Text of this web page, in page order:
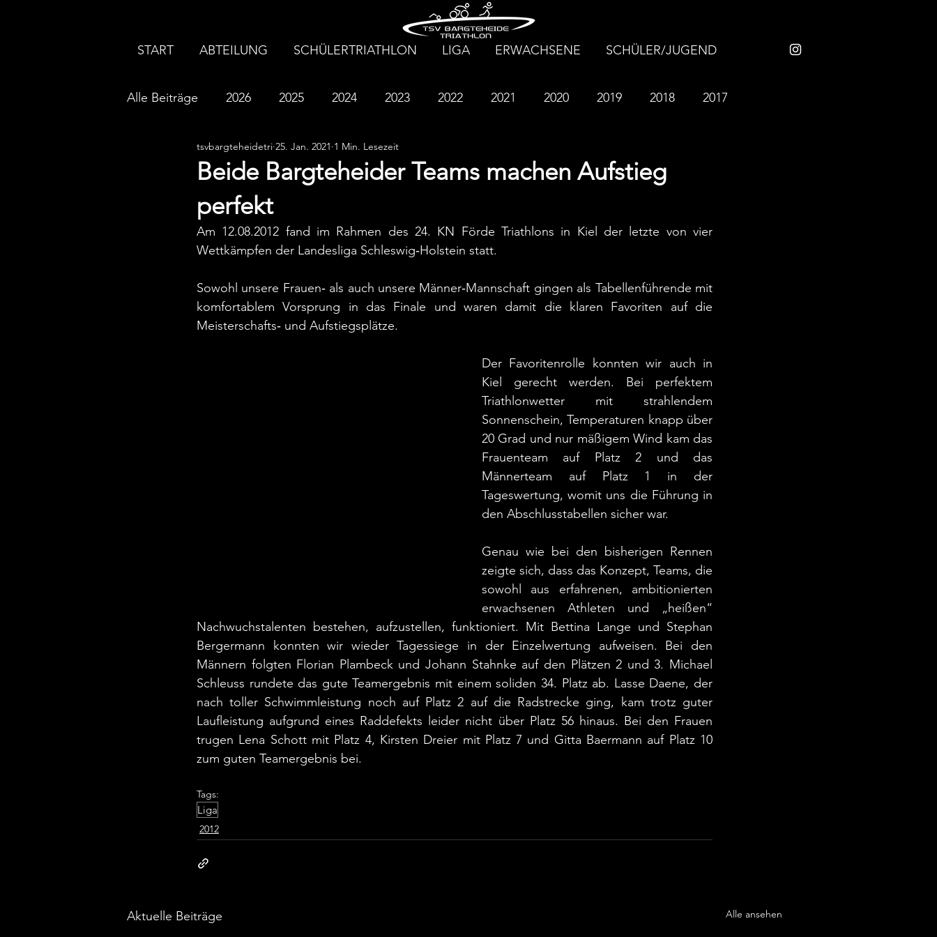
START ABTEILUNG SCHÜLERTRIATHLON LIGA ERWACHSENE SCHÜLER/JUGEND
Alle Beiträge 2026 2025 2024 2023 2022 2021 2020 2019 2018 2017
2015 2014 2013 2012
Beide Bargteheider Teams machen Aufstieg
perfekt
tsvbargteheidetri 25. Jan. 2021 1 Min. Lesezeit
Am 12.08.2012 fand im Rahmen des 24. KN Förde Triathlons in Kiel der letzte von vier
Wettkämpfen der Landesliga Schleswig‐Holstein statt.
Sowohl unsere Frauen‐ als auch unsere Männer‐Mannschaft gingen als Tabellenführende mit
komfortablem Vorsprung in das Finale und waren damit die klaren Favoriten auf die
Meisterschafts‐ und Aufstiegsplätze.
Der Favoritenrolle konnten wir auch in
Kiel gerecht werden. Bei perfektem
Triathlonwetter mit strahlendem
Sonnenschein, Temperaturen knapp über
20 Grad und nur mäßigem Wind kam das
Frauenteam auf Platz 2 und das
Männerteam auf Platz 1 in der
Tageswertung, womit uns die Führung in
den Abschlusstabellen sicher war.
Genau wie bei den bisherigen Rennen
zeigte sich, dass das Konzept, Teams, die
sowohl aus erfahrenen, ambitionierten
erwachsenen Athleten und „heißen“
Nachwuchstalenten bestehen, aufzustellen, funktioniert. Mit Bettina Lange und Stephan
Bergermann konnten wir wieder Tagessiege in der Einzelwertung aufweisen. Bei den
Männern folgten Florian Plambeck und Johann Stahnke auf den Plätzen 2 und 3. Michael
Schleuss rundete das gute Teamergebnis mit einem soliden 34. Platz ab. Lasse Daene, der
nach toller Schwimmleistung noch auf Platz 2 auf die Radstrecke ging, kam trotz guter
Laufleistung aufgrund eines Raddefekts leider nicht über Platz 56 hinaus. Bei den Frauen
trugen Lena Schott mit Platz 4, Kirsten Dreier mit Platz 7 und Gitta Baermann auf Platz 10
zum guten Teamergebnis bei.
Tags:
Liga
2012
Aktuelle Beiträge Alle ansehen